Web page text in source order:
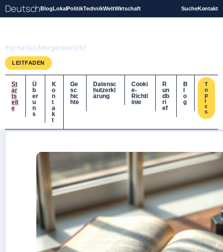
DeutschBlogLokalPolitikTechnikWeltWirtschaft SucheKontakt
Kernatlas Morgenbericht
LEITFADEN
St
ar
ts
eit
e
Ü
b
er
u
n
s
K
o
n
t
a
k
t
Ge
sc
hic
hte
Datensc
hutzerkl
ärung
Cooki
e-
Richtl
inie
R
un
db
ri
ef
B
o
g
T
o
p
i
c
s